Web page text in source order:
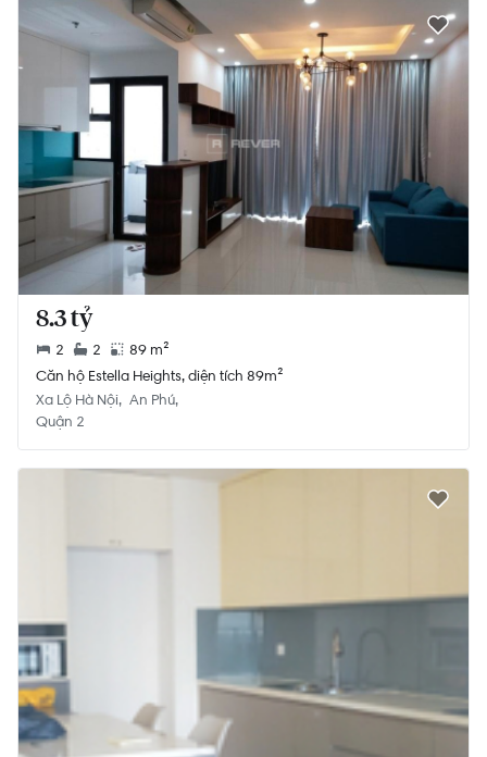
8.3 tỷ
2 2
89 m²
Căn hộ Estella Heights, diện tích 89m²
Xa Lộ Hà Nội An Phú
Quận 2